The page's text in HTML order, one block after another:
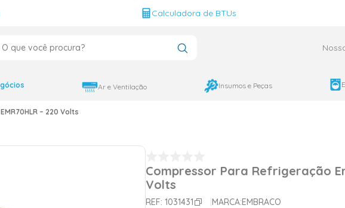
Calculadora de BTUs
Ar e Ventilação Insumos e Peças
– 220 Volts
Compressor Para Refrigeração
Volts
REF: 1031431 MARCA:EMBRACO